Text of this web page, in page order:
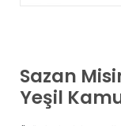
Sazan
Yeşil